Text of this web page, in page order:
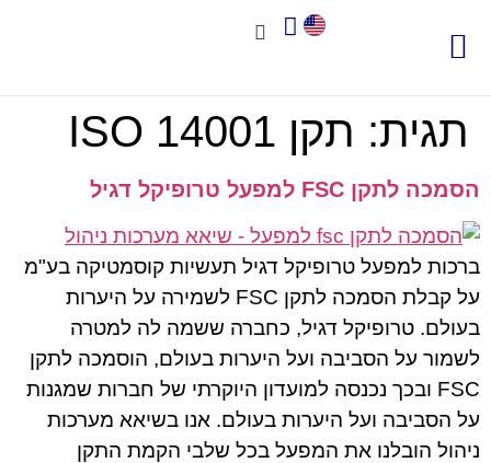
תגית: תקן ISO 14001
הסמכה לתקן FSC למפעל טרופיקל דגיל
ברכות למפעל טרופיקל דגיל תעשיות קוסמטיקה בע"מ
על קבלת הסמכה לתקן FSC לשמירה על היערות
בעולם. טרופיקל דגיל, כחברה ששמה לה למטרה
לשמור על הסביבה ועל היערות בעולם, הוסמכה לתקן
FSC ובכך נכנסה למועדון היוקרתי של חברות שמגנות
על הסביבה ועל היערות בעולם. אנו בשיאא מערכות
ניהול הובלנו את המפעל בכל שלבי הקמת התקן